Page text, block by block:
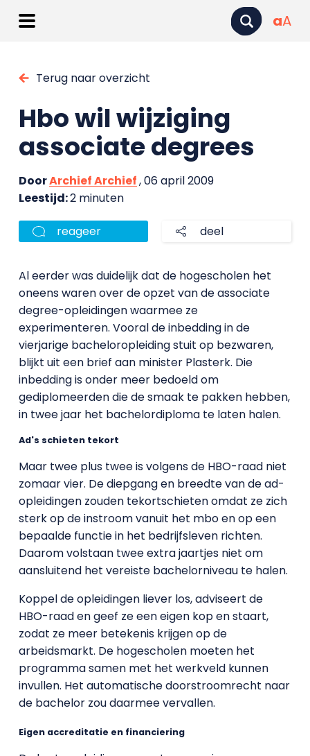
aA
Terug naar overzicht
Hbo wil wijziging
associate degrees
DoorArchief Archief, 06 april 2009
Leestijd:2 minuten
reageer deel
Al eerder was duidelijk dat de hogescholen het
oneens waren over de opzet van de associate
degree-opleidingen waarmee ze
experimenteren. Vooral de inbedding in de
vierjarige bacheloropleiding stuit op bezwaren,
blijkt uit een brief aan minister Plasterk. Die
inbedding is onder meer bedoeld om
gediplomeerden die de smaak te pakken hebben,
in twee jaar het bachelordiploma te laten halen.
Ad's schieten tekort
Maar twee plus twee is volgens de HBO-raad niet
zomaar vier. De diepgang en breedte van de ad-
opleidingen zouden tekortschieten omdat ze zich
sterk op de instroom vanuit het mbo en op een
bepaalde functie in het bedrijfsleven richten.
Daarom volstaan twee extra jaartjes niet om
aansluitend het vereiste bachelorniveau te halen.
Koppel de opleidingen liever los, adviseert de
HBO-raad en geef ze een eigen kop en staart,
zodat ze meer betekenis krijgen op de
arbeidsmarkt. De hogescholen moeten het
programma samen met het werkveld kunnen
invullen. Het automatische doorstroomrecht naar
de bachelor zou daarmee vervallen.
Eigen accreditatie en financiering